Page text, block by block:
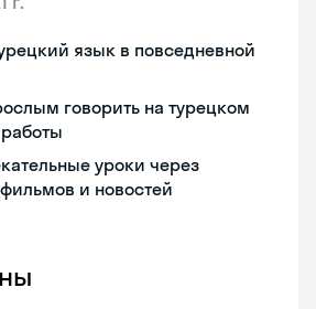
язык в повседневной
говорить на турецком
уроки через
и новостей